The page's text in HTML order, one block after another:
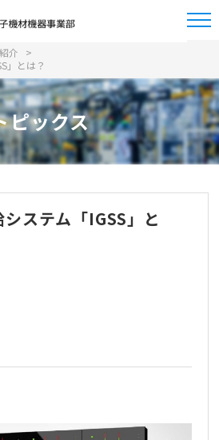
介
」とは？
ピックス
ステム「IGSS」と